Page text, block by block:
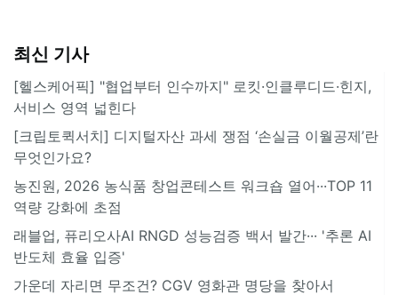
최신 기사
[헬스케어픽] "협업부터 인수까지" 로킷·인클루디드·힌지,
서비스 영역 넓힌다
[크립토퀵서치] 디지털자산 과세 쟁점 ‘손실금 이월공제’란
무엇인가요?
농진원, 2026 농식품 창업콘테스트 워크숍 열어···TOP 11
역량 강화에 초점
래블업, 퓨리오사AI RNGD 성능검증 백서 발간··· '추론 AI
반도체 효율 입증'
가운데 자리면 무조건? CGV 영화관 명당을 찾아서